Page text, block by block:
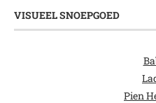
VISUEEL SNOEPGOED
Pien